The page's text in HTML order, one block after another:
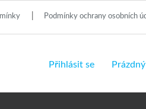
Podmínky ochrany osobních
Přihlásit se